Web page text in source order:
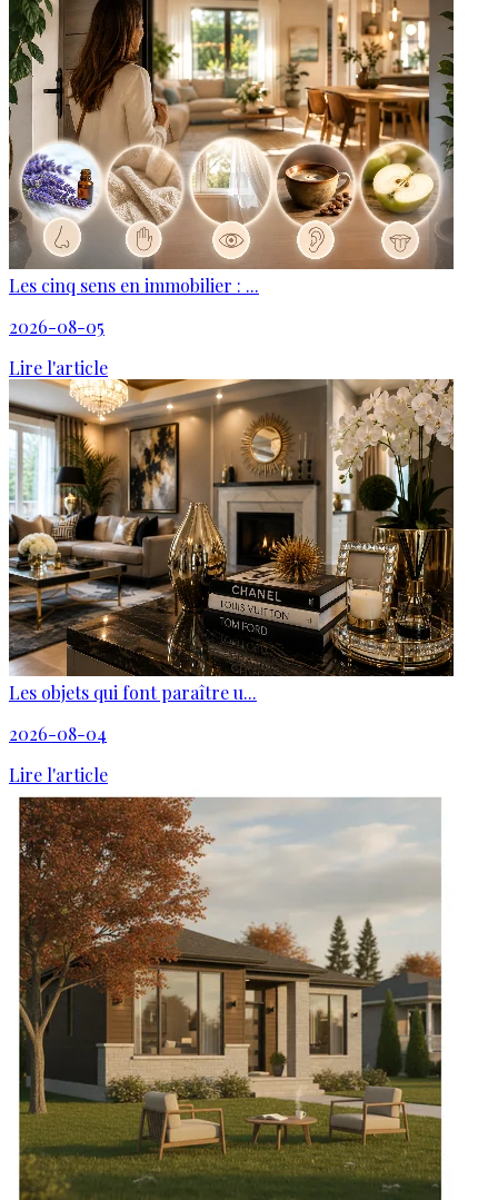
Les cinq sens en immobilier : ...
2026-08-05
Lire l'article
Les objets qui font paraître u...
2026-08-04
Lire l'article